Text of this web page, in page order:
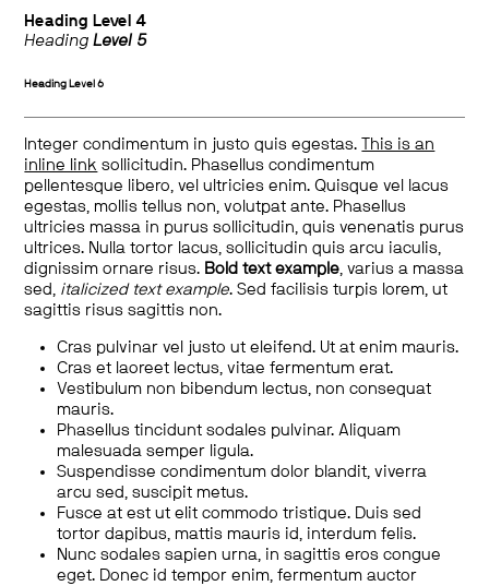
Heading Level 4
HeadingLevel 5
Heading Level 6
Integer condimentum in justo quis egestas.
This is an
inline link sollicitudin. Phasellus condimentum
pellentesque libero, vel ultricies enim. Quisque vel lacus
egestas, mollis tellus non, volutpat ante. Phasellus
ultricies massa in purus sollicitudin, quis venenatis purus
ultrices. Nulla tortor lacus, sollicitudin quis arcu iaculis,
dignissim ornare risus. Bold text example, varius a massa
sed, italicized text example. Sed facilisis turpis lorem, ut
sagittis risus sagittis non.
Cras pulvinar vel justo ut eleifend. Ut at enim mauris.
Cras et laoreet lectus, vitae fermentum erat.
Vestibulum non bibendum lectus, non consequat
mauris.
Phasellus tincidunt sodales pulvinar. Aliquam
malesuada semper ligula.
Suspendisse condimentum dolor blandit, viverra
arcu sed, suscipit metus.
Fusce at est ut elit commodo tristique. Duis sed
tortor dapibus, mattis mauris id, interdum felis.
Nunc sodales sapien urna, in sagittis eros congue
eget. Donec id tempor enim, fermentum auctor